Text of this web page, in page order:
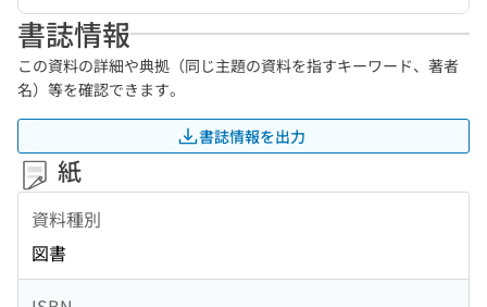
書誌情報
この資料の詳細や典拠（同じ主題の資料を指すキーワード、著者
名）等を確認できます。
書誌情報を出力
紙
資料種別
図書